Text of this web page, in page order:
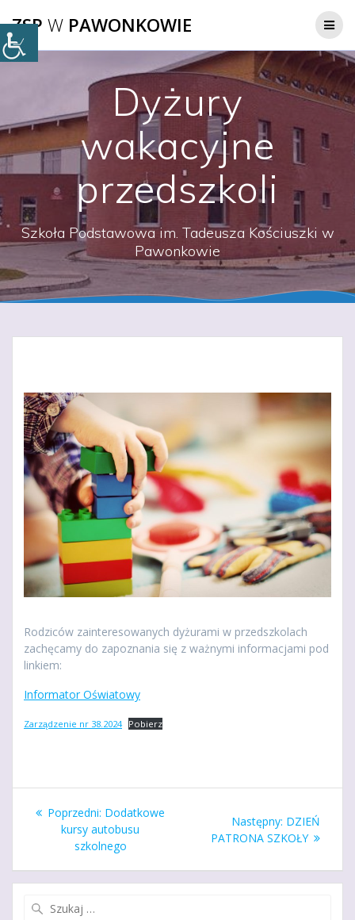
do
ZSP W PAWONKOWIE
Dyżury
wakacyjne
przedszkoli
Szkoła Podstawowa im. Tadeusza Kościuszki w
Pawonkowie
Rodziców zainteresowanych dyżurami w przedszkolach
zachęcamy do zapoznania się z ważnymi informacjami pod
linkiem:
Informator Oświatowy
Zarządzenie nr 38.2024 Pobierz
Nawigacja
wpisu
Poprzedni: Poprzedni
wpis:
Dodatkowe
kursy autobusu
szkolnego
Następny: Następny
wpis:
DZIEŃ
PATRONA SZKOŁY